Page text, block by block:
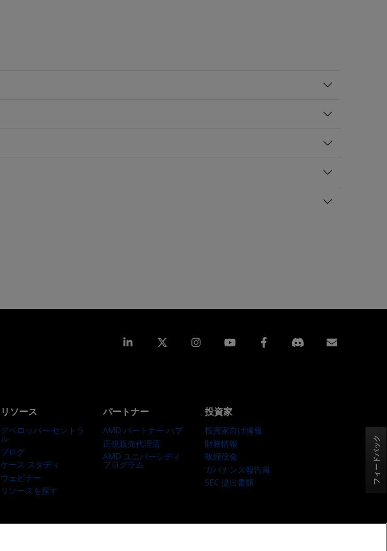
フィードバック
Linkedin Instagram Facebook
リソース
デベロッパー セントラ
ル
ブログ
ケース スタディ
ウェビナー
リソースを探す
パートナー
AMD パートナー ハブ
正規販売代理店
AMD ユニバーシティ
プログラム
投資家
投資家向け情報
財務情報
取締役会
ガバナンス報告書
SEC 提出書類